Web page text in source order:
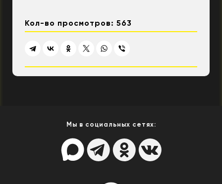
Кол-во просмотров: 563
Мы в социальных сетях: